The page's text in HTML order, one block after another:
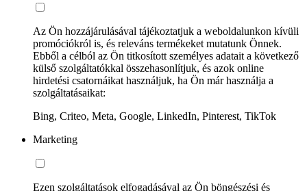
Az Ön hozzájárulásával tájékoztatjuk a weboldalunkon kívüli
promóciókról is, és releváns termékeket mutatunk Önnek.
Ebből a célból az Ön titkosított személyes adatait a következő
külső szolgáltatókkal összehasonlítjuk, és azok online
hirdetési csatornáikat használjuk, ha Ön már használja a
szolgáltatásaikat:
Bing, Criteo, Meta, Google, LinkedIn, Pinterest, TikTok
Marketing
Ezen szolgáltatások elfogadásával az Ön böngészési és